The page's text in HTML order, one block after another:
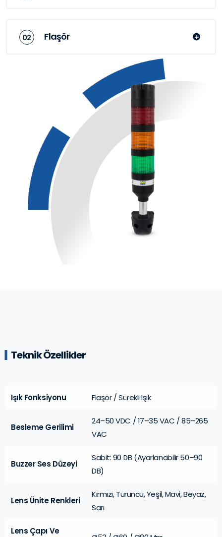
Flaşör
Teknik Özellikler
Işık Fonksiyonu Flaşör / Sürekli Işık
Besleme Gerilimi
24–50 VDC / 17–35 VAC / 85–265
VAC
Buzzer Ses Düzeyi
Sabit: 90 DB (Ayarlanabilir 50–90
DB)
Lens Ünite Renkleri
Kırmızı, Turuncu, Yeşil, Mavi, Beyaz,
Sarı
Lens Çapı Ve